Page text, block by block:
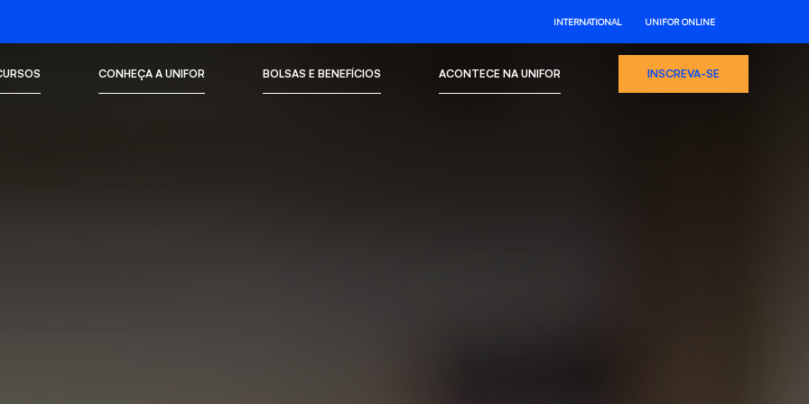
INTERNATIONAL UNIFOR ONLINE
CONHEÇA A UNIFOR BOLSAS E BENEFÍCIOS ACONTECE NA UNIFOR INSCREVA-SE